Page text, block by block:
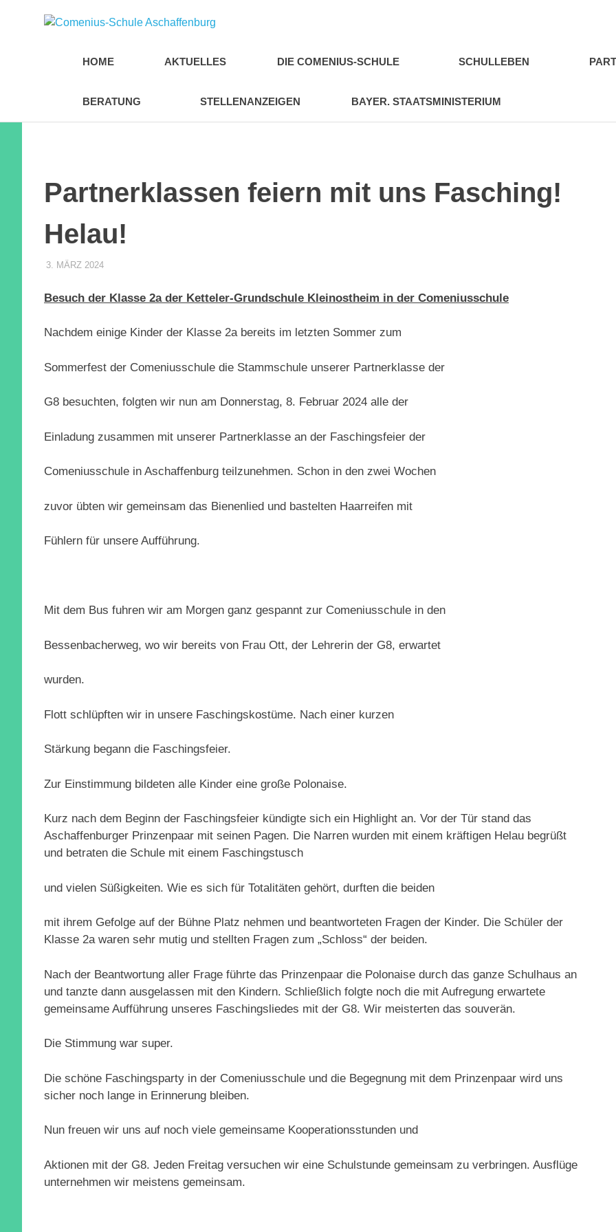
Schule
Aschaffenburg
HOME AKTUELLES DIE COMENIUS-SCHULE SCHULLEBEN
BERATUNG STELLENANZEIGEN BAYER. STAATSMINISTERIUM
Partnerklassen feiern mit uns Fasching!
Helau!
3. MÄRZ 2024SEBOLD
UNCATEGORIZED
Besuch der Klasse 2a der Ketteler-Grundschule Kleinostheim in der Comeniusschule
Nachdem einige Kinder der Klasse 2a bereits im letzten Sommer zum
Sommerfest der Comeniusschule die Stammschule unserer Partnerklasse der
G8 besuchten, folgten wir nun am Donnerstag, 8. Februar 2024 alle der
Einladung zusammen mit unserer Partnerklasse an der Faschingsfeier der
Comeniusschule in Aschaffenburg teilzunehmen. Schon in den zwei Wochen
zuvor übten wir gemeinsam das Bienenlied und bastelten Haarreifen mit
Fühlern für unsere Aufführung.
Mit dem Bus fuhren wir am Morgen ganz gespannt zur Comeniusschule in den
Bessenbacherweg, wo wir bereits von Frau Ott, der Lehrerin der G8, erwartet
wurden.
Flott schlüpften wir in unsere Faschingskostüme. Nach einer kurzen
Stärkung begann die Faschingsfeier.
Zur Einstimmung bildeten alle Kinder eine große Polonaise.
Kurz nach dem Beginn der Faschingsfeier kündigte sich ein Highlight an. Vor der Tür stand das
Aschaffenburger Prinzenpaar mit seinen Pagen. Die Narren wurden mit einem kräftigen Helau begrüßt
und betraten die Schule mit einem Faschingstusch
und vielen Süßigkeiten. Wie es sich für Totalitäten gehört, durften die beiden
mit ihrem Gefolge auf der Bühne Platz nehmen und beantworteten Fragen der Kinder. Die Schüler der
Klasse 2a waren sehr mutig und stellten Fragen zum „Schloss“ der beiden.
Nach der Beantwortung aller Frage führte das Prinzenpaar die Polonaise durch das ganze Schulhaus an
und tanzte dann ausgelassen mit den Kindern. Schließlich folgte noch die mit Aufregung erwartete
gemeinsame Aufführung unseres Faschingsliedes mit der G8. Wir meisterten das souverän.
Die Stimmung war super.
Die schöne Faschingsparty in der Comeniusschule und die Begegnung mit dem Prinzenpaar wird uns
sicher noch lange in Erinnerung bleiben.
Nun freuen wir uns auf noch viele gemeinsame Kooperationsstunden und
Aktionen mit der G8. Jeden Freitag versuchen wir eine Schulstunde gemeinsam zu verbringen. Ausflüge
unternehmen wir meistens gemeinsam.